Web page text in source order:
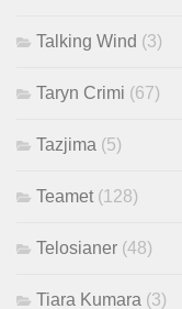
Talking Wind (3)
Taryn Crimi (67)
Tazjima (5)
Teamet (128)
Telosianer (48)
Tiara Kumara (3)